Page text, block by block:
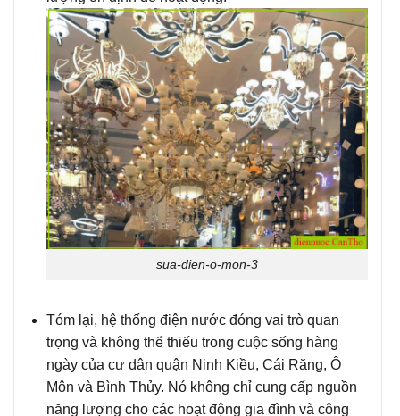
sua-dien-o-mon-3
Tóm lại, hệ thống điện nước đóng vai trò quan
trọng và không thể thiếu trong cuộc sống hàng
ngày của cư dân quận Ninh Kiều, Cái Răng, Ô
Môn và Bình Thủy. Nó không chỉ cung cấp nguồn
năng lượng cho các hoạt động gia đình và công